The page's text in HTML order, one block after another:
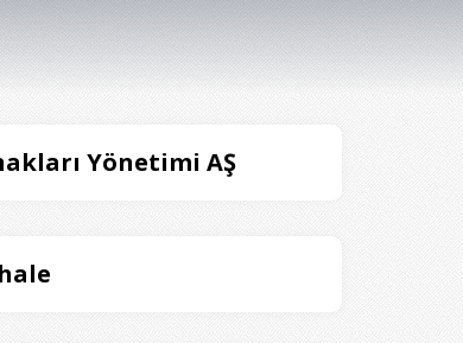
Yönetimi AŞ